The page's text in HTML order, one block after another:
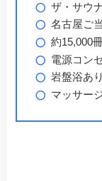
ザ・サウ
名古屋ご
約15,000
電源コン
岩盤浴あり
マッサー